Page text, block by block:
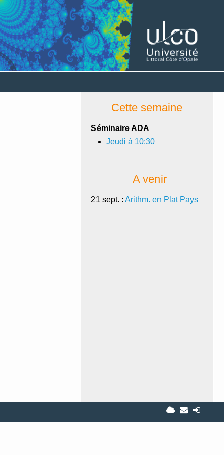
Cette semaine
Séminaire ADA
Jeudi à 10:30
A venir
21 sept. : Arithm. en Plat Pays